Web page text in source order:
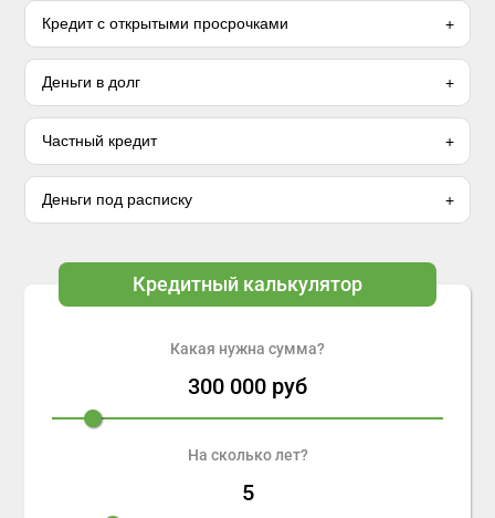
Кредит с открытыми просрочками
Деньги в долг
Частный кредит
Деньги под расписку
Кредитный калькулятор
Какая нужна сумма?
300 000 руб
На сколько лет?
5